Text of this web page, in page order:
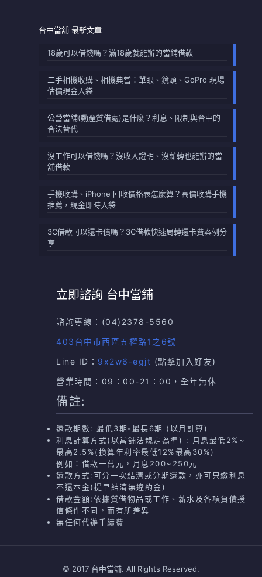
台中當舖 最新文章
18歲可以借錢嗎？滿18歲就能辦的當鋪借款
二手相機收購、相機典當：單眼、鏡頭、GoPro 現場
估價現金入袋
公營當舖(動產質借處)是什麼？利息、限制與台中的
合法替代
沒工作可以借錢嗎？沒收入證明、沒薪轉也能辦的當
舖借款
手機收購、iPhone 回收價格表怎麼算？高價收購手機
推薦，現金即時入袋
3C借款可以還卡債嗎？3C借款快速周轉還卡費案例分
享
立即諮詢 台中當鋪
諮詢專線： (04)2378-5560
403台中市西區五權路1之6號
Line ID： 9x2w6-egjt (點擊加入好友)
營業時間：09：00-21：00，全年無休
備註:
還款期數: 最低3期-最長6期 (以月計算)
利息計算方式(以當舖法規定為準) : 月息最低2%~
最高2.5%(換算年利率最低12%最高30%)
例如：借款一萬元，月息200~250元
還款方式:可分一次結清或分期還款，亦可只繳利息
不還本金(提早結清無違約金)
借款金額:依據質借物品或工作、薪水及各項負債授
信條件不同，而有所差異
無任何代辦手續費
© 2017 台中當舖. All Rights Reserved.